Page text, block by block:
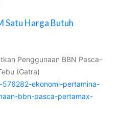
Satu Harga Butuh
Penggunaan BBN Pasca-
(Gatra)
ekonomi-pertamina-
bbn-pasca-pertamax-